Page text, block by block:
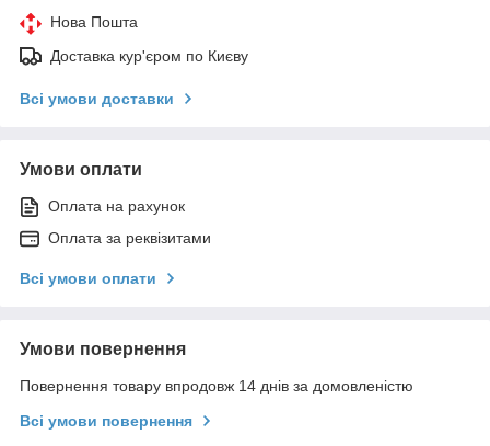
Нова Пошта
Доставка кур'єром по Києву
Всі умови доставки
Умови оплати
Оплата на рахунок
Оплата за реквізитами
Всі умови оплати
Умови повернення
Повернення товару впродовж 14 днів за домовленістю
Всі умови повернення